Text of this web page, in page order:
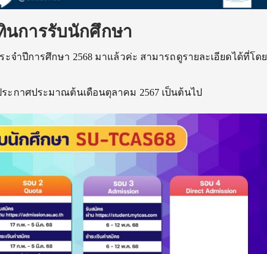
นการรับนักศึกษา
ะจำปีการศึกษา 2568 มาแล้วค่ะ สามารถดูรายละเอียดได้ที่โดย
ะกาศประมาณต้นเดือนตุลาคม 2567 เป็นต้นไป